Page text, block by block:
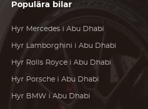
Populära bilar
Hyr Mercedes i Abu Dhabi
Hyr Lamborghini i Abu Dhabi
Hyr Rolls Royce i Abu Dhabi
Hyr Porsche i Abu Dhabi
Hyr BMW i Abu Dhabi